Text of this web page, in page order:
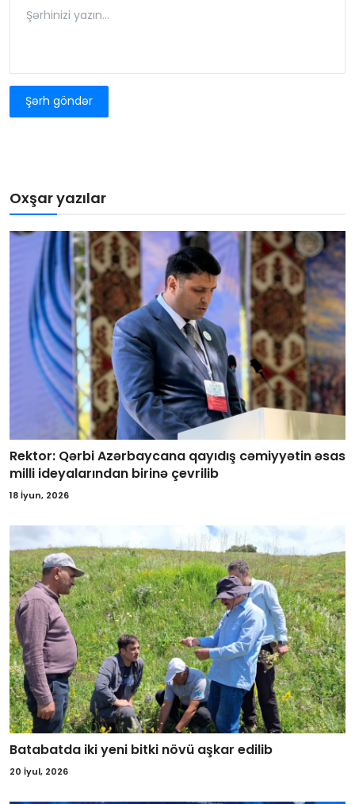
Şərh göndər
Oxşar yazılar
Rektor: Qərbi Azərbaycana qayıdış cəmiyyətin əsas
milli ideyalarından birinə çevrilib
18 İyun, 2026
Batabatda iki yeni bitki növü aşkar edilib
20 İyul, 2026